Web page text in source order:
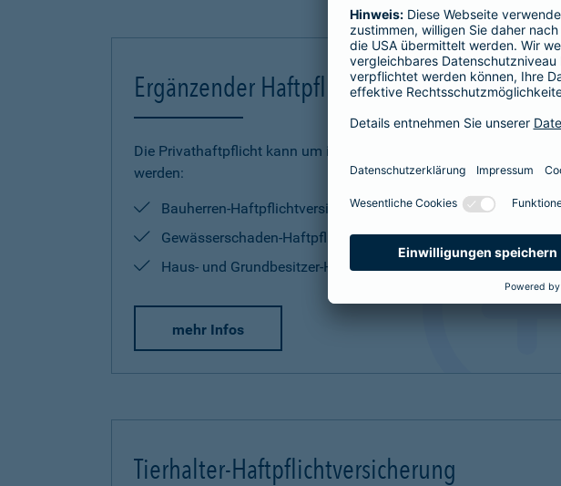
Ergänzender Haftpflichtschutz
Die Privathaftpflicht kann um individuelle Haftungsrisiken ergänzt
werden:
Bauherren-Haftpflichtversicherung
Gewässerschaden-Haftpflichtversicherung
Haus- und Grundbesitzer-Haftpflichtversicherung
mehr Infos
Tierhalter-Haftpflichtversicherung